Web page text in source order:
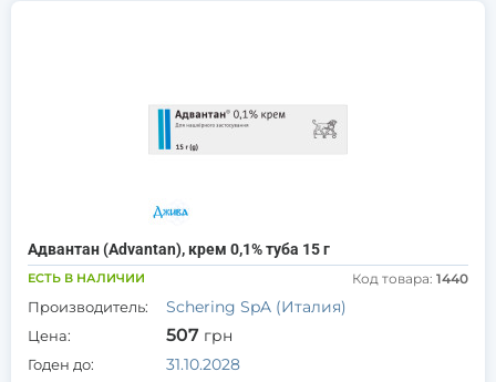
Адвантан (Advantan), крем 0,1% туба 15 г
ЕСТЬ В НАЛИЧИИ Код товара: 1440
Производитель: Schering SpA (Италия)
Цена: 507 грн
Годен до: 31.10.2028